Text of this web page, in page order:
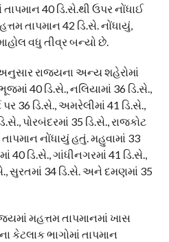
40 ડિ.સે.થી ઉપર નોંધાઈ
તાપમાન 42 ડિ.સે. નોંધાયું,
વધુ તીવ્ર બન્યો છે.
રાજ્યના અન્ય શહેરોમાં
40 ડિ.સે., નલિયામાં 36 ડિ.સે.,
36 ડિ.સે., અમરેલીમાં 41 ડિ.સે.,
પોરબંદરમાં 35 ડિ.સે., રાજકોટ
નોંધાયું હતું. મહુવામાં 33
40 ડિ.સે., ગાંધીનગરમાં 41 ડિ.સે.,
સુરતમાં 34 ડિ.સે. અને દમણમાં 35
મહત્તમ તાપમાનમાં ખાસ
કેટલાક ભાગોમાં તાપમાન